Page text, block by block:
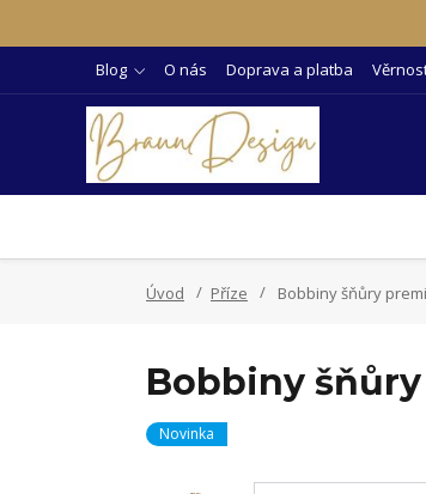
Blog O nás Doprava a platba
Úvod Příze Bobbiny šňůry
Bobbiny
Novinka